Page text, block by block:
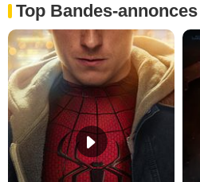
Top Bandes-annonces